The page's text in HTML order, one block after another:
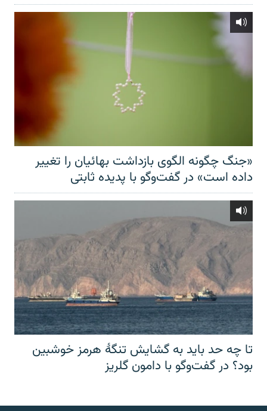
«جنگ چگونه الگوی بازداشت بهائیان را تغییر
داده است» در گفت‌وگو با پدیده ثابتی
تا چه حد باید به گشایش تنگهٔ هرمز خوشبین
بود؟ در گفت‌وگو با دامون گلریز